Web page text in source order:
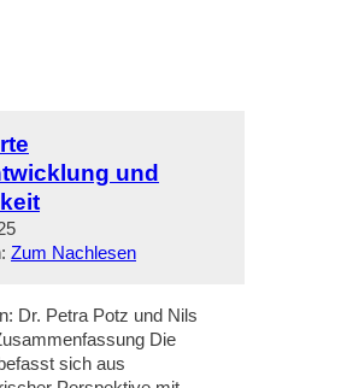
und
Zum Nachlesen
Dr. Petra Potz und Nils
Die
sich aus